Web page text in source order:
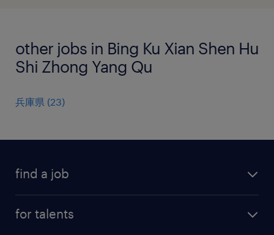
other jobs in Bing Ku Xian Shen Hu
Shi Zhong Yang Qu
兵庫県 (23)
find a job
for talents